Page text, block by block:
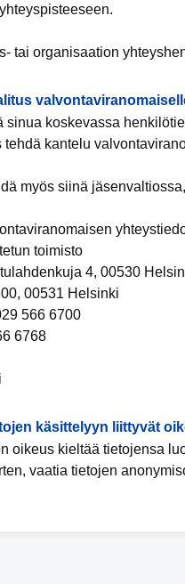
tai organisaation
sinua koskevassa
tehdä kantelu
myös siinä
toimisto
4, 00530
00531 Helsinki
566 6700
6768
käsittelyyn liittyvät
oikeus kieltää tietojensa
vaatia tietojen